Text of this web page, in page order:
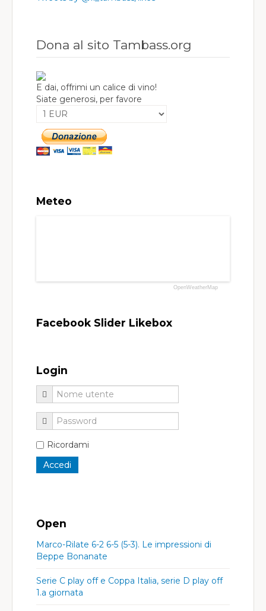
Dona al sito Tambass.org
E dai, offrimi un calice di vino!
Siate generosi, per favore
Meteo
OpenWeatherMap
Facebook Slider Likebox
Login
Ricordami
Open
Marco-Rilate 6-2 6-5 (5-3). Le impressioni di
Beppe Bonanate
Serie C play off e Coppa Italia, serie D play off
1.a giornata